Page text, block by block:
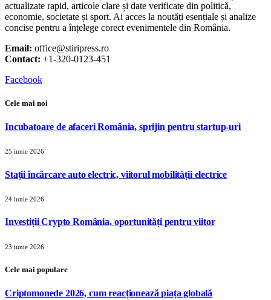
actualizate rapid, articole clare și date verificate din politică,
economie, societate și sport. Ai acces la noutăți esențiale și analize
concise pentru a înțelege corect evenimentele din România.
Email: office@stiripress.ro
Contact: +1-320-0123-451
Facebook
Cele mai noi
Incubatoare de afaceri România, sprijin pentru startup-uri
25 iunie 2026
Stații încărcare auto electric, viitorul mobilității electrice
24 iunie 2026
Investiții Crypto România, oportunități pentru viitor
23 iunie 2026
Cele mai populare
Criptomonede 2026, cum reacționează piața globală